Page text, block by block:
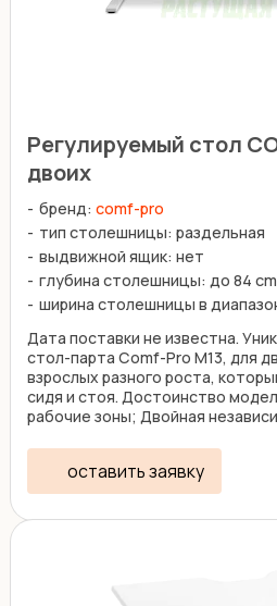
Регулируемый стол
двоих
бренд: comf-pro
тип столешницы: раздельная
выдвижной ящик: нет
глубина столешницы: до 84 cm
ширина столешницы в
Дата поставки не известна.
стол-парта Comf-Pro M13, для
взрослых разного роста,
сидя и стоя. Достоинство
рабочие зоны; Двойная
оставить заявку